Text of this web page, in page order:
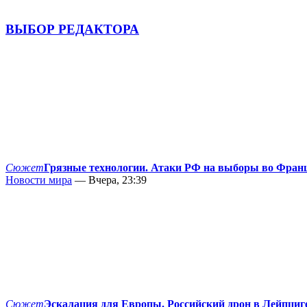
ВЫБОР РЕДАКТОРА
СюжетГрязные технологии. Атаки РФ на выборы во
Новости мира — Вчера, 23:39
СюжетЭскалация для Европы. Российский дрон в